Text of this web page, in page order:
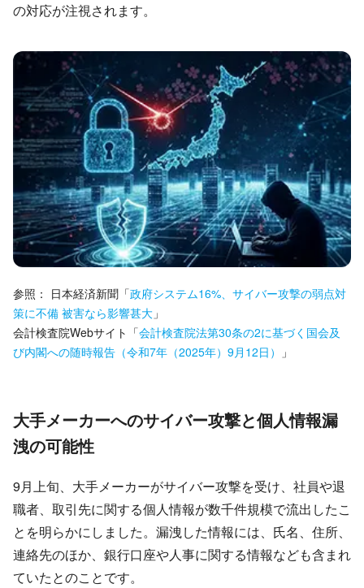
の対応が注視されます。
参照： 日本経済新聞 「政府システム16%、サイバー攻撃の弱点対
策に不備 被害なら影響甚大 」
会計検査院Webサイト 「会計検査院法第30条の2に基づく国会及
び内閣への随時報告（令和7年（2025年）9月12日）
」
大手メーカーへのサイバー攻撃と個人情報漏
洩の可能性
9月上旬、大手メーカーがサイバー攻撃を受け、社員や退
職者、取引先に関する個人情報が数千件規模で流出したこ
とを明らかにしました。漏洩した情報には、氏名、住所、
連絡先のほか、銀行口座や人事に関する情報なども含まれ
ていたとのことです。